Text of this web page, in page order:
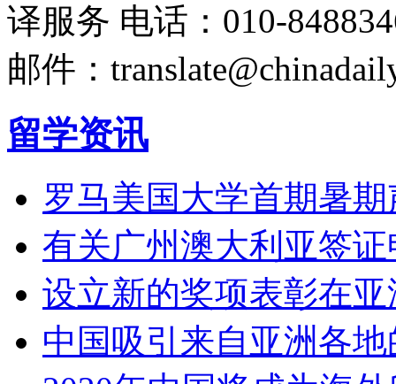
译服务 电话：010-
邮件：
留学资讯
罗马美国大学首期暑
有关广州澳大利亚签
设立新的奖项表彰在
中国吸引来自亚洲各